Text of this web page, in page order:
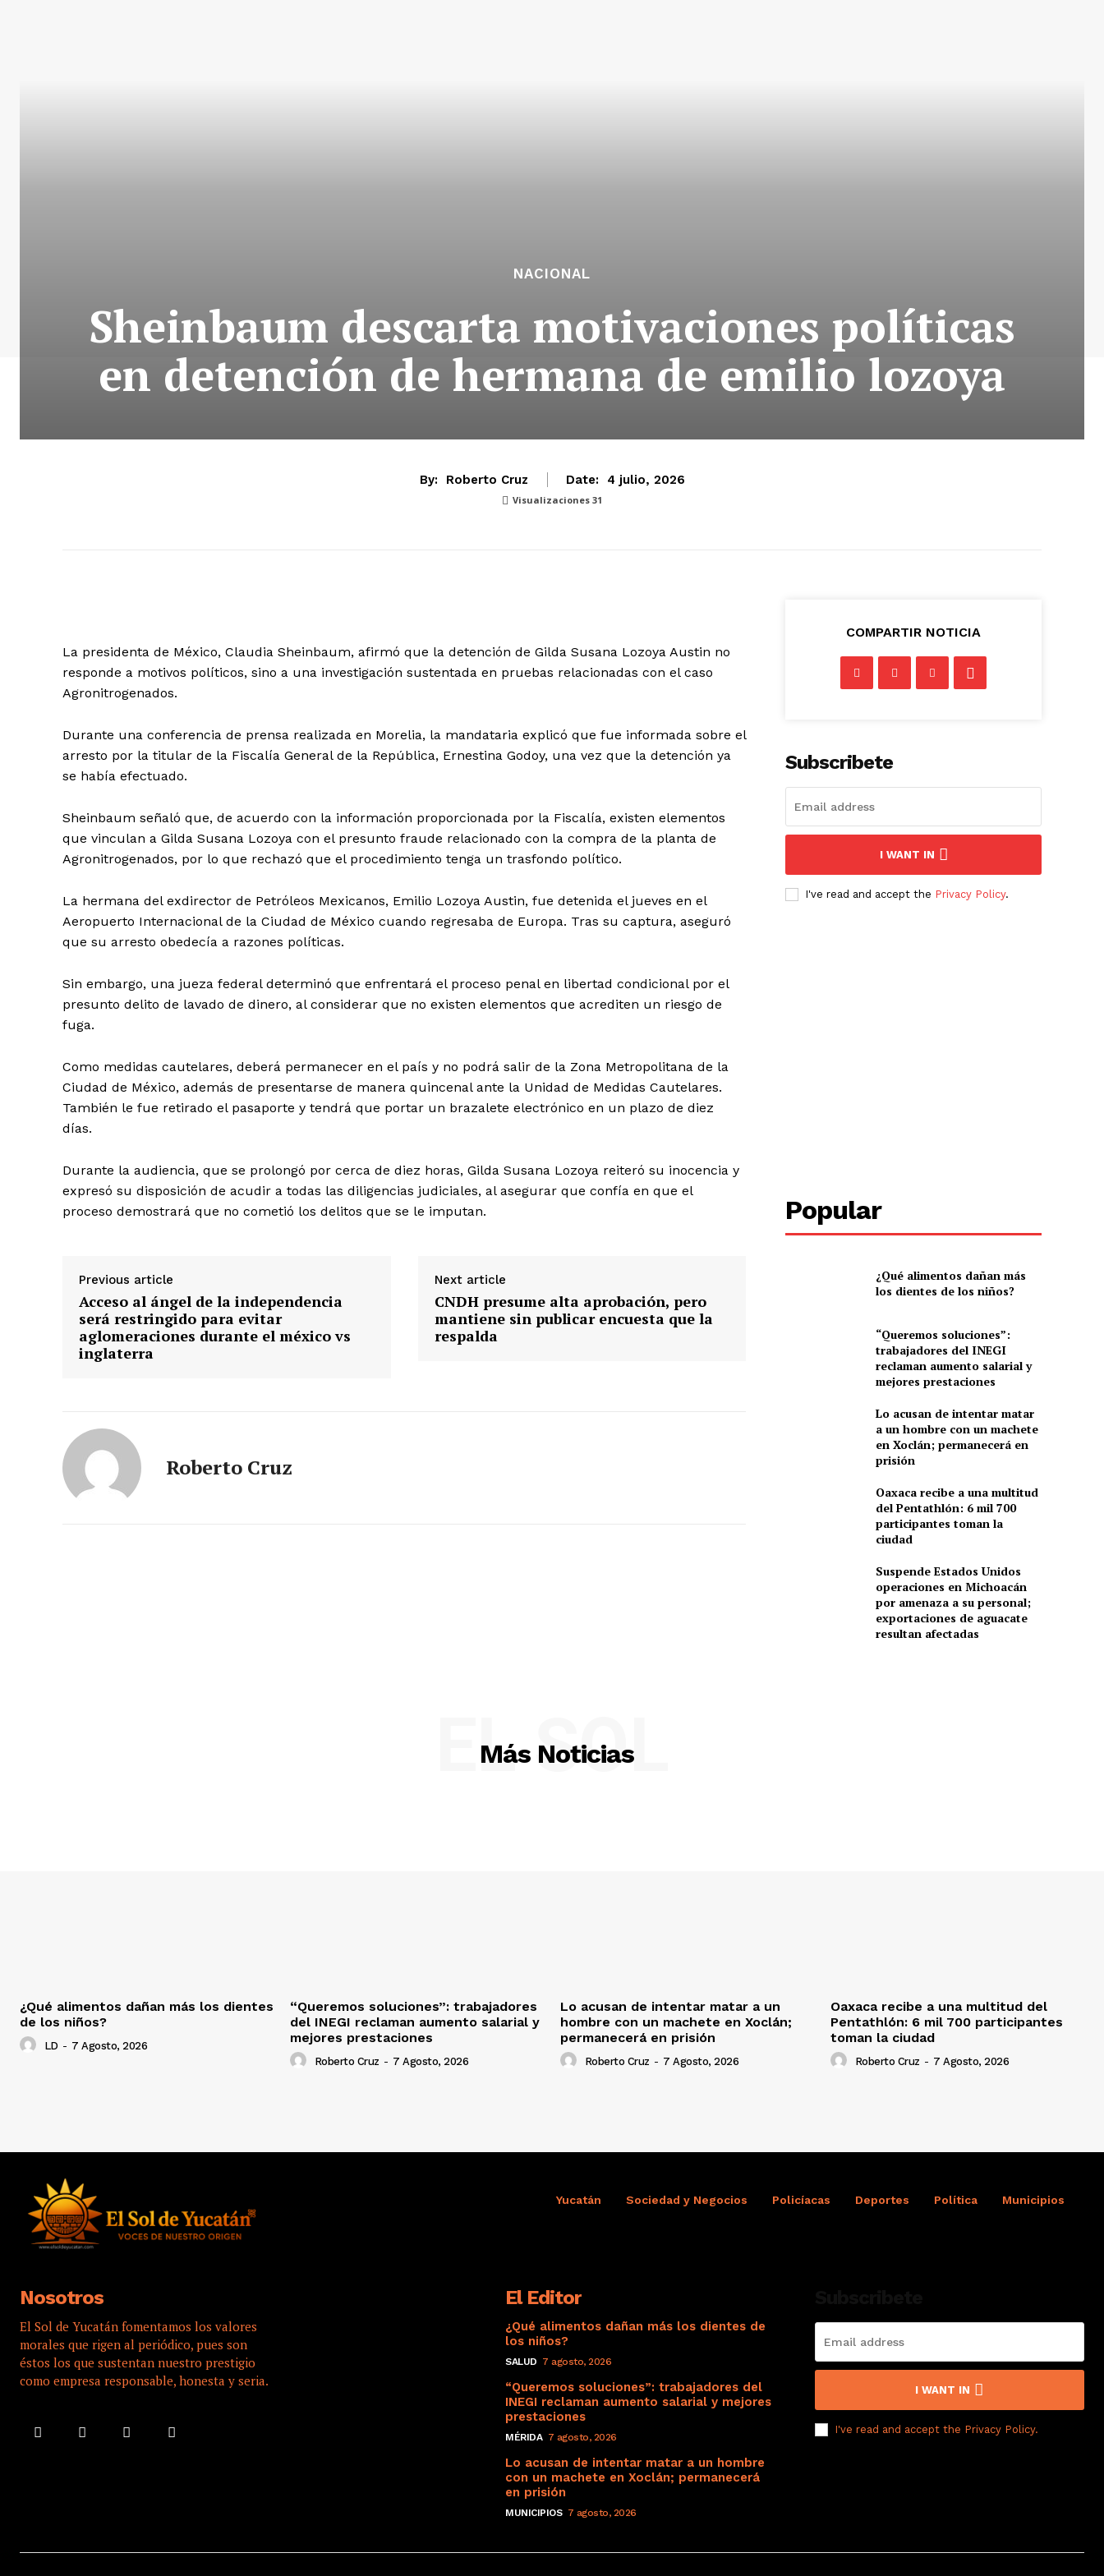
NACIONAL
Sheinbaum descarta motivaciones políticas
en detención de hermana de emilio lozoya
By: Roberto Cruz Date: 4 julio, 2026
Visualizaciones 31
La presidenta de México, Claudia Sheinbaum, afirmó que la detención de Gilda Susana Lozoya Austin no
responde a motivos políticos, sino a una investigación sustentada en pruebas relacionadas con el caso
Agronitrogenados.
Durante una conferencia de prensa realizada en Morelia, la mandataria explicó que fue informada sobre el
arresto por la titular de la Fiscalía General de la República, Ernestina Godoy, una vez que la detención ya
se había efectuado.
Sheinbaum señaló que, de acuerdo con la información proporcionada por la Fiscalía, existen elementos
que vinculan a Gilda Susana Lozoya con el presunto fraude relacionado con la compra de la planta de
Agronitrogenados, por lo que rechazó que el procedimiento tenga un trasfondo político.
La hermana del exdirector de Petróleos Mexicanos, Emilio Lozoya Austin, fue detenida el jueves en el
Aeropuerto Internacional de la Ciudad de México cuando regresaba de Europa. Tras su captura, aseguró
que su arresto obedecía a razones políticas.
Sin embargo, una jueza federal determinó que enfrentará el proceso penal en libertad condicional por el
presunto delito de lavado de dinero, al considerar que no existen elementos que acrediten un riesgo de
fuga.
Como medidas cautelares, deberá permanecer en el país y no podrá salir de la Zona Metropolitana de la
Ciudad de México, además de presentarse de manera quincenal ante la Unidad de Medidas Cautelares.
También le fue retirado el pasaporte y tendrá que portar un brazalete electrónico en un plazo de diez
días.
Durante la audiencia, que se prolongó por cerca de diez horas, Gilda Susana Lozoya reiteró su inocencia y
expresó su disposición de acudir a todas las diligencias judiciales, al asegurar que confía en que el
proceso demostrará que no cometió los delitos que se le imputan.
Previous article
Acceso al ángel de la independencia
será restringido para evitar
aglomeraciones durante el méxico vs
inglaterra
Next article
CNDH presume alta aprobación, pero
mantiene sin publicar encuesta que la
respalda
Roberto Cruz
COMPARTIR NOTICIA
Subscribete
I WANT IN
I've read and accept the Privacy Policy.
Popular
¿Qué alimentos dañan más
los dientes de los niños?
“Queremos soluciones”:
trabajadores del INEGI
reclaman aumento salarial y
mejores prestaciones
Lo acusan de intentar matar
a un hombre con un machete
en Xoclán; permanecerá en
prisión
Oaxaca recibe a una multitud
del Pentathlón: 6 mil 700
participantes toman la
ciudad
Suspende Estados Unidos
operaciones en Michoacán
por amenaza a su personal;
exportaciones de aguacate
resultan afectadas
Más Noticias
EL SOL
¿Qué alimentos dañan más los dientes
de los niños?
LD - 7 Agosto, 2026
“Queremos soluciones”: trabajadores
del INEGI reclaman aumento salarial y
mejores prestaciones
Roberto Cruz - 7 Agosto, 2026
Lo acusan de intentar matar a un
hombre con un machete en Xoclán;
permanecerá en prisión
Roberto Cruz - 7 Agosto, 2026
Oaxaca recibe a una multitud del
Pentathlón: 6 mil 700 participantes
toman la ciudad
Roberto Cruz - 7 Agosto, 2026
Yucatán Sociedad y Negocios Policíacas Deportes Política Municipios
Nosotros
El Sol de Yucatán fomentamos los valores
morales que rigen al periódico, pues son
éstos los que sustentan nuestro prestigio
como empresa responsable, honesta y seria.
El Editor
¿Qué alimentos dañan más los dientes de
los niños?
SALUD 7 agosto, 2026
“Queremos soluciones”: trabajadores del
INEGI reclaman aumento salarial y mejores
prestaciones
MÉRIDA 7 agosto, 2026
Lo acusan de intentar matar a un hombre
con un machete en Xoclán; permanecerá
en prisión
MUNICIPIOS 7 agosto, 2026
I WANT IN
I've read and accept the Privacy Policy.